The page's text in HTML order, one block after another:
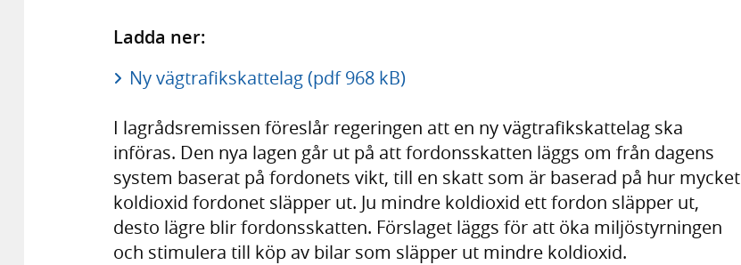
Ladda ner:
Ny vägtrafikskattelag (pdf 968 kB)
I lagrådsremissen föreslår regeringen att en ny vägtrafikskattelag ska
införas. Den nya lagen går ut på att fordonsskatten läggs om från dagens
system baserat på fordonets vikt, till en skatt som är baserad på hur mycket
koldioxid fordonet släpper ut. Ju mindre koldioxid ett fordon släpper ut,
desto lägre blir fordonsskatten. Förslaget läggs för att öka miljöstyrningen
och stimulera till köp av bilar som släpper ut mindre koldioxid.